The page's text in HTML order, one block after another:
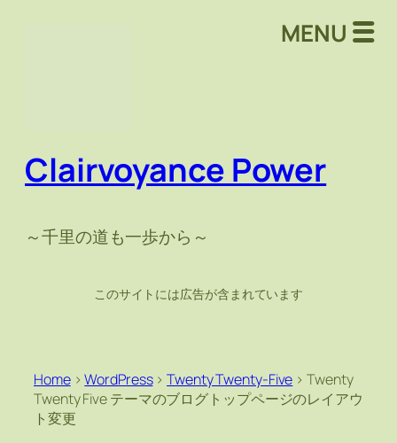
Clairvoyance Power
～千里の道も一歩から～
このサイトには広告が含まれています
Home>WordPress>Twenty Twenty-Five >Twenty
Twenty Five テーマのブログトップページのレイアウ
ト変更
MENU